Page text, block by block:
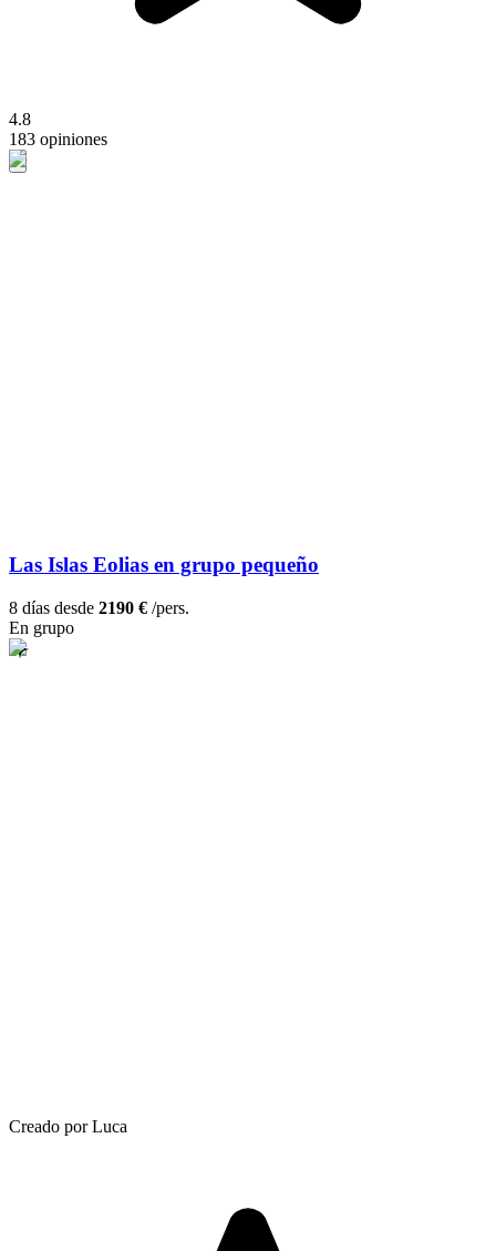
4.8
183 opiniones
Las Islas Eolias en grupo pequeño
8 días desde 2190 € /pers.
En grupo
Creado por Luca